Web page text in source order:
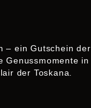
– ein Gutschein der
Genussmomente in
der Toskana.